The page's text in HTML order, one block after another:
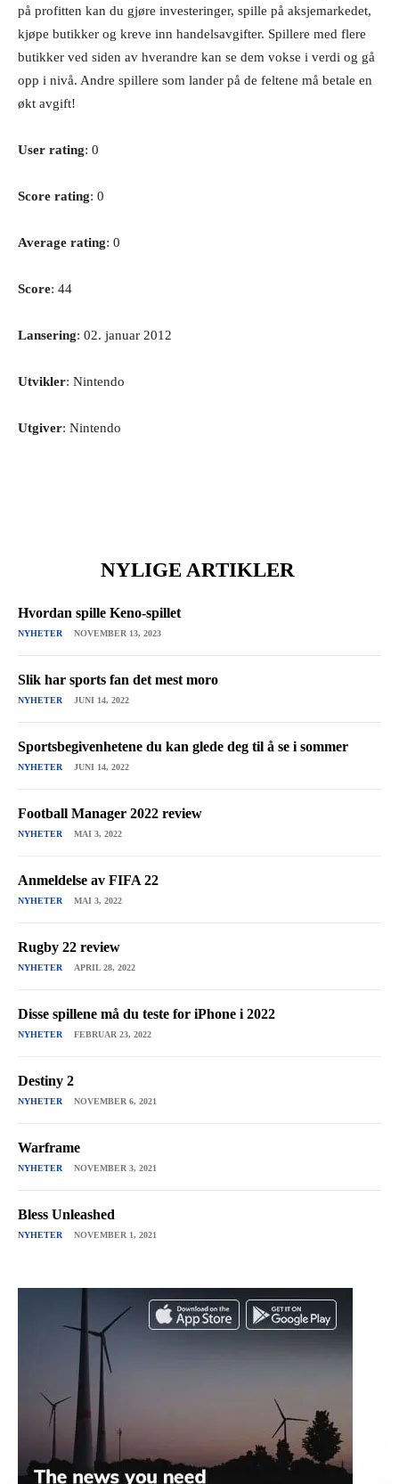
på profitten kan du gjøre investeringer, spille på aksjemarkedet,
kjøpe butikker og kreve inn handelsavgifter. Spillere med flere
butikker ved siden av hverandre kan se dem vokse i verdi og gå
opp i nivå. Andre spillere som lander på de feltene må betale en
økt avgift!
User rating: 0
Score rating: 0
Average rating: 0
Score: 44
Lansering: 02. januar 2012
Utvikler: Nintendo
Utgiver: Nintendo
NYLIGE ARTIKLER
Hvordan spille Keno-spillet
NYHETER NOVEMBER 13, 2023
Slik har sports fan det mest moro
NYHETER JUNI 14, 2022
Sportsbegivenhetene du kan glede deg til å se i sommer
NYHETER JUNI 14, 2022
Football Manager 2022 review
NYHETER MAI 3, 2022
Anmeldelse av FIFA 22
NYHETER MAI 3, 2022
Rugby 22 review
NYHETER APRIL 28, 2022
Disse spillene må du teste for iPhone i 2022
NYHETER FEBRUAR 23, 2022
Destiny 2
NYHETER NOVEMBER 6, 2021
Warframe
NYHETER NOVEMBER 3, 2021
Bless Unleashed
NYHETER NOVEMBER 1, 2021